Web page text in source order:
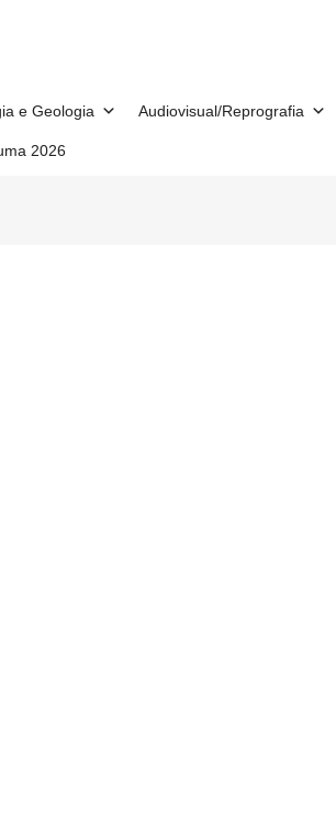
e Geologia Audiovisual/Reprografia
2026